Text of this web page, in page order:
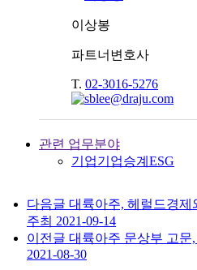
이상봉
파트너변호사
T. 02-3016-5276
관련 업무분야
기업기업승계 ESG
다음글 대륙아주, 헤럴드경제
주최 2021-09-14
이전글 대륙아주 문상부 고문
2021-08-30